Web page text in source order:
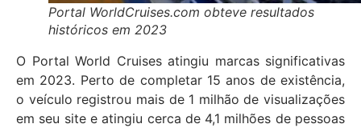
Portal WorldCruises.com obteve resultados
históricos em 2023
O Portal World Cruises atingiu marcas significativas
em 2023. Perto de completar 15 anos de existência,
o veículo registrou mais de 1 milhão de visualizações
em seu site e atingiu cerca de 4,1 milhões de pessoas